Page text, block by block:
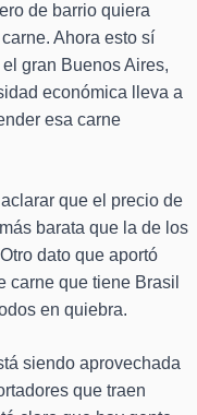
de barrio quiera
Ahora esto sí
gran Buenos Aires,
económica lleva a
esa carne
que el precio de
barata que la de los
dato que aportó
carne que tiene Brasil
en quiebra.
siendo aprovechada
que traen